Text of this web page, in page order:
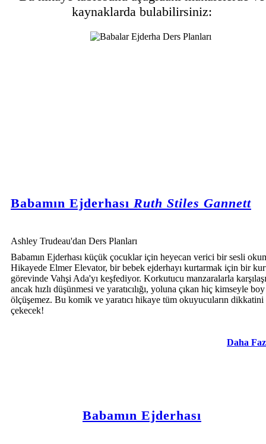
kaynaklarda bulabilirsiniz:
Babamın Ejderhası Ruth Stiles Gannett
Ashley Trudeau'dan Ders Planları
Babamın Ejderhası küçük çocuklar için heyecan verici bir sesli
Hikayede Elmer Elevator, bir bebek ejderhayı kurtarmak için bir
görevinde Vahşi Ada'yı keşfediyor. Korkutucu manzaralarla
ancak hızlı düşünmesi ve yaratıcılığı, yoluna çıkan hiç kimseyle boy
ölçüşemez. Bu komik ve yaratıcı hikaye tüm okuyucuların dikkatini
çekecek!
Daha
Babamın Ejderhası